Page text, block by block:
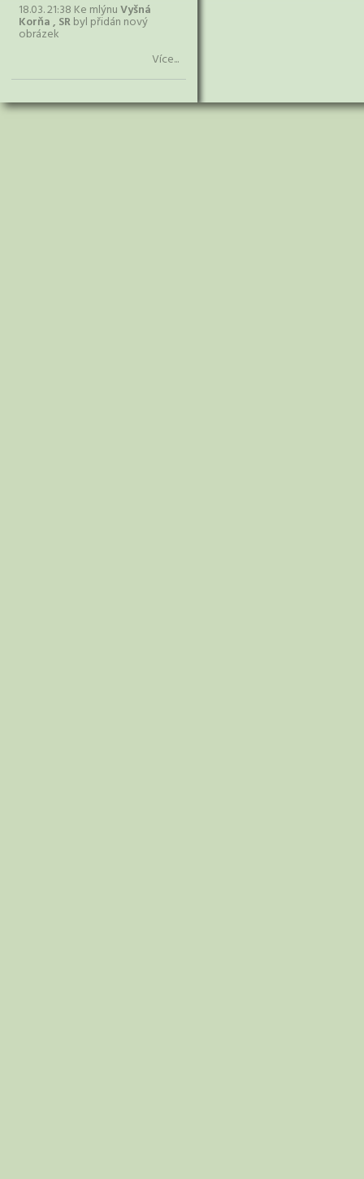
18.03. 21:38 Ke mlýnuVyšná
Korňa , SRbyl přidán nový
obrázek
Více...